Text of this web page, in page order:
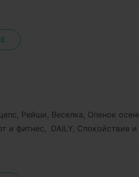
Рейши, Веселка, Опенок
и фитнес, DAILY, Спокойствие